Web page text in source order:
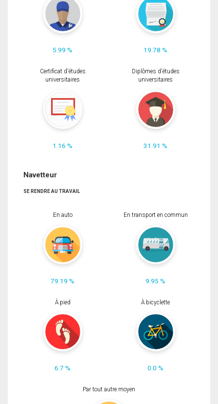
5.99 % 19.78 %
Certificat d'études
universitaires
1.16 %
Diplômes d'études
universitaires
31.91 %
Navetteur
SE RENDRE AU TRAVAIL
En auto
79.19 %
En transport en commun
9.95 %
À pied
6.7 %
À bicyclette
0.0 %
Par tout autre moyen